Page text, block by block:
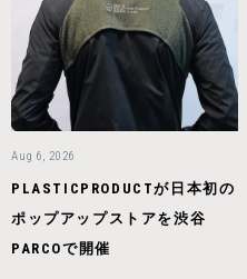
Aug 6, 2026
PLASTICPRODUCTが日本初の
ポップアップストアを渋谷
PARCOで開催